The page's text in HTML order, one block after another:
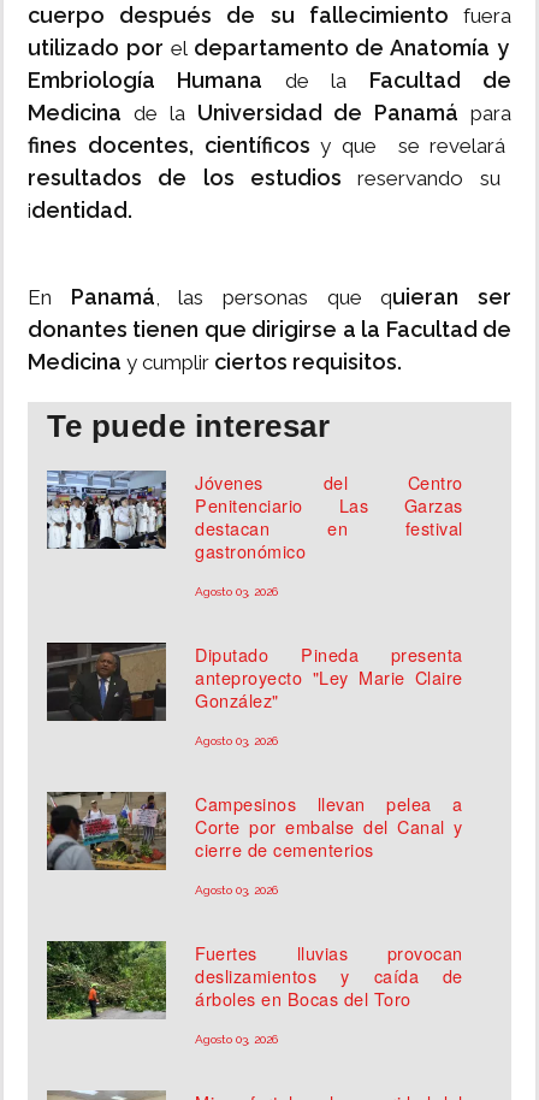
cuerpo después de su fallecimiento fuera
utilizado por el departamento de Anatomía y
Embriología Humana de la Facultad de
Medicina de la Universidad de Panamá para
fines docentes, científicos y que se revelará
resultados de los estudios reservando su
identidad.
En Panamá, las personas que quieran ser
donantes tienen que dirigirse a la Facultad de
Medicina y cumplir ciertos requisitos.
Te puede interesar
Jóvenes del Centro
Penitenciario Las Garzas
destacan en festival
gastronómico
Agosto 03, 2026
Diputado Pineda presenta
anteproyecto "Ley Marie Claire
González"
Agosto 03, 2026
Campesinos llevan pelea a
Corte por embalse del Canal y
cierre de cementerios
Agosto 03, 2026
Fuertes lluvias provocan
deslizamientos y caída de
árboles en Bocas del Toro
Agosto 03, 2026